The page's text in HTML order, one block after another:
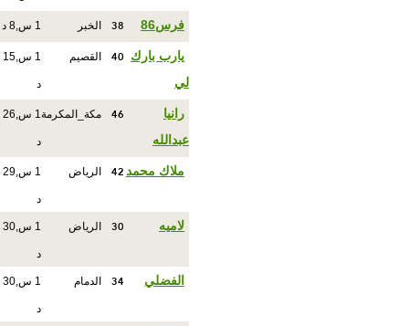
فرس86 38 الخبر 1 س,8 د
يارب بارك
لي
40 القصيم 1 س,15
د
رانيا
عبدالله
46 مكة_المكرمة 1 س,26
د
ملاك محمد42 الرياض 1 س,29
د
لاميه 30 الرياض 1 س,30
د
الفضلي 34 الدمام 1 س,30
د